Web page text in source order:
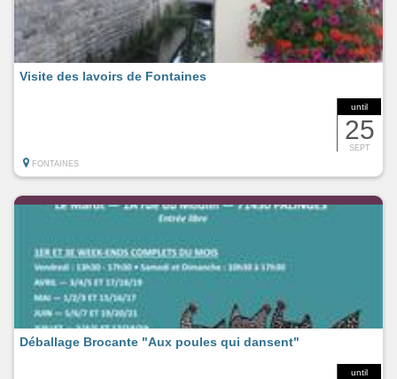
until
25
SEPT
Visite des lavoirs de Fontaines
FONTAINES
until
Déballage Brocante "Aux poules qui dansent"